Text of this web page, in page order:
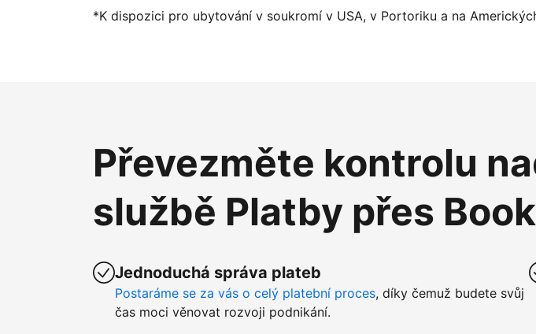
*K dispozici pro ubytování v soukromí v USA, v Portoriku a na
Převezměte kontrolu
službě Platby přes
Jednoduchá správa plateb
Postaráme se za vás o celý platební proces, díky čemuž budete svůj
čas moci věnovat rozvoji podnikání.